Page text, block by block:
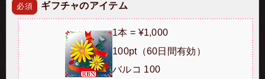
必須 ギフチャのアイテム
1本 = ¥1,000
100pt（60日間有効）
バルコ 100